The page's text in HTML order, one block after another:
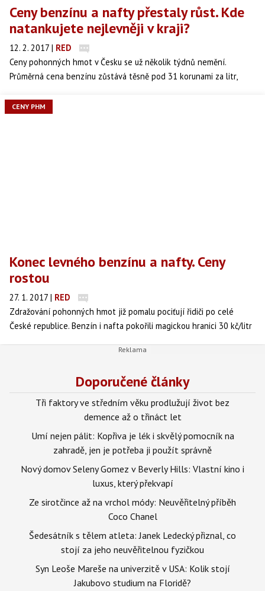
Ceny benzínu a nafty přestaly růst. Kde
natankujete nejlevněji v kraji?
12. 2. 2017 | RED
Ceny pohonných hmot v Česku se už několik týdnů nemění.
Průměrná cena benzínu zůstává těsně pod 31 korunami za litr,
29 korun. Podívejte se, kde je ve vašem kraji nejlevněji.
CENY PHM
Konec levného benzínu a nafty. Ceny
rostou
27. 1. 2017 | RED
Zdražování pohonných hmot již pomalu pociťují řidiči po celé
České republice. Benzín i nafta pokořili magickou hranici 30 kč/litr
Doporučené články
Tři faktory ve středním věku prodlužují život bez
demence až o třináct let
Umí nejen pálit: Kopřiva je lék i skvělý pomocník na
zahradě, jen je potřeba ji použít správně
Nový domov Seleny Gomez v Beverly Hills: Vlastní kino i
luxus, který překvapí
Ze sirotčince až na vrchol módy: Neuvěřitelný příběh
Coco Chanel
Šedesátník s tělem atleta: Janek Ledecký přiznal, co
stojí za jeho neuvěřitelnou fyzičkou
Syn Leoše Mareše na univerzitě v USA: Kolik stojí
Jakubovo studium na Floridě?